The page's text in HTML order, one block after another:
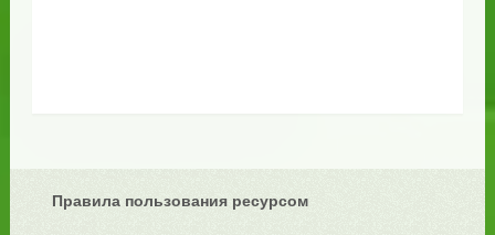
Правила пользования ресурсом